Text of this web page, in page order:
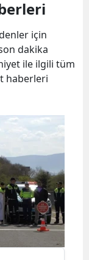
için
dakika
ile ilgili tüm
haberleri